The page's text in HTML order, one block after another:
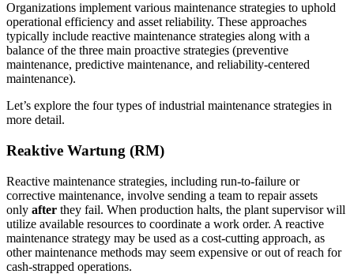
Organizations implement various maintenance strategies to uphold
operational efficiency and asset reliability. These approaches
typically include reactive maintenance strategies along with a
balance of the three main proactive strategies (preventive
maintenance, predictive maintenance, and reliability-centered
maintenance).
Let’s explore the four types of industrial maintenance strategies in
more detail.
Reaktive Wartung (RM)
Reactive maintenance strategies, including run-to-failure or
corrective maintenance, involve sending a team to repair assets
only after they fail. When production halts, the plant supervisor will
utilize available resources to coordinate a work order. A reactive
maintenance strategy may be used as a cost-cutting approach, as
other maintenance methods may seem expensive or out of reach for
cash-strapped operations.